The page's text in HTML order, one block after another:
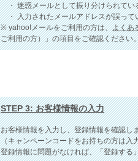
・ 迷惑メールとして振り分けられてい
・ 入力されたメールアドレスが誤って
※ yahoo!メールをご利用の方は、よくあ
ご利用の方）」の項目をご確認ください
STEP 3: お客様情報の入力
お客様情報を入力し、登録情報を確認し
（キャンペーンコードをお持ちの方は入
登録情報に問題がなければ、「登録する